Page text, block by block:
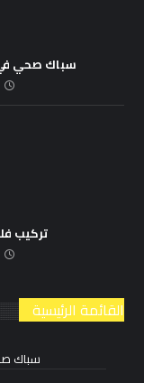
سباك صحي في الاحمدي
تركيب
القائمة الرئيسية
سباك صحي في